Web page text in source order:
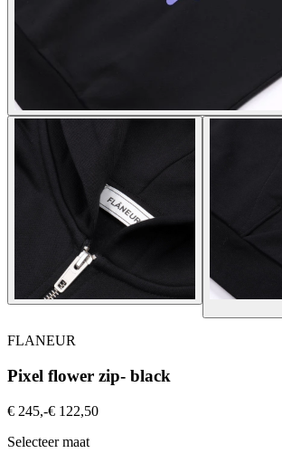
FLANEUR
Pixel flower zip- black
€ 245,-€ 122,50
Selecteer maat